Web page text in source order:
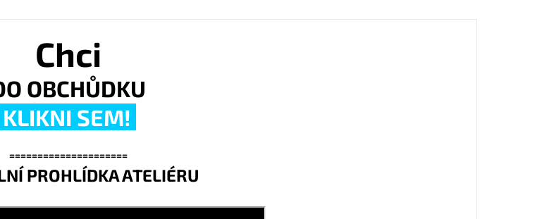
Chci
OBCHŮDKU
KLIKNI SEM!
=====================
PROHLÍDKA ATELIÉRU